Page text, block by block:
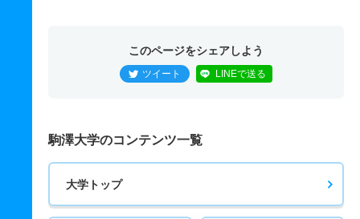
このページをシェアしよう
ツイート LINEで送る
駒澤大学のコンテンツ一覧
大学トップ